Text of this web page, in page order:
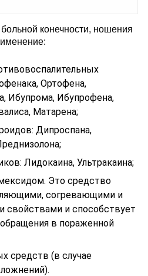
конечности, ношения
Ортофена,
Ибупрома, Ибупрофена,
Матарена;
Дипроспана,
Лидокаина, Ультракаина;
Это средство
согревающими и
свойствами и способствует
в пораженной
средств (в случае